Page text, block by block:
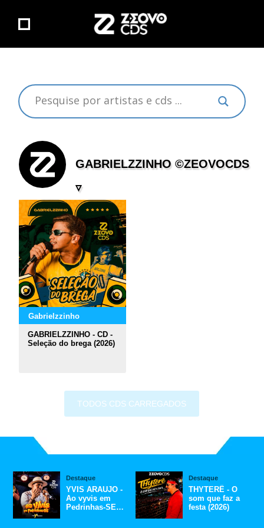
GABRIELZZINHO ©ZEOVOCDS
▿
Gabrielzzinho
GABRIELZZINHO - CD -
Seleção do brega (2026)
TODOS CDS CARREGADOS
Destaque
YVIS ARAUJO -
Ao vyvis em
Pedrinhas-SE
Destaque
THYTERÊ - O
som que faz a
festa (2026)